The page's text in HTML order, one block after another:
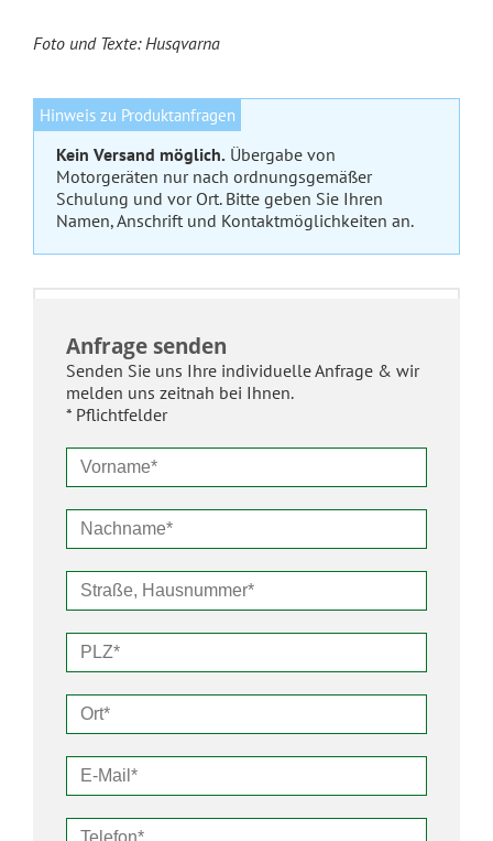
Foto und Texte: Husqvarna
Hinweis zu Produktanfragen
Kein Versand möglich. Übergabe von
Motorgeräten nur nach ordnungsgemäßer
Schulung und vor Ort. Bitte geben Sie Ihren
Namen, Anschrift und Kontaktmöglichkeiten an.
Anfrage senden
Senden Sie uns Ihre individuelle Anfrage & wir
melden uns zeitnah bei Ihnen.
* Pflichtfelder